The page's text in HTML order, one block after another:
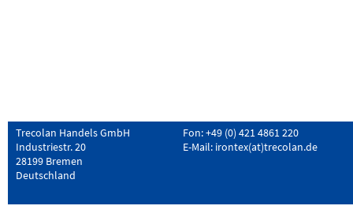
Trecolan Handels GmbH
Industriestr. 20
28199 Bremen
Deutschland
Fon: +49 (0) 421 4861 220
E-Mail: irontex(at)trecolan.de